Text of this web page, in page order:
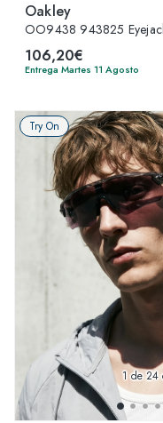
Oakley
OO9438 943825
106,20€
Entrega Martes 11 Agosto
Try On
1de 24